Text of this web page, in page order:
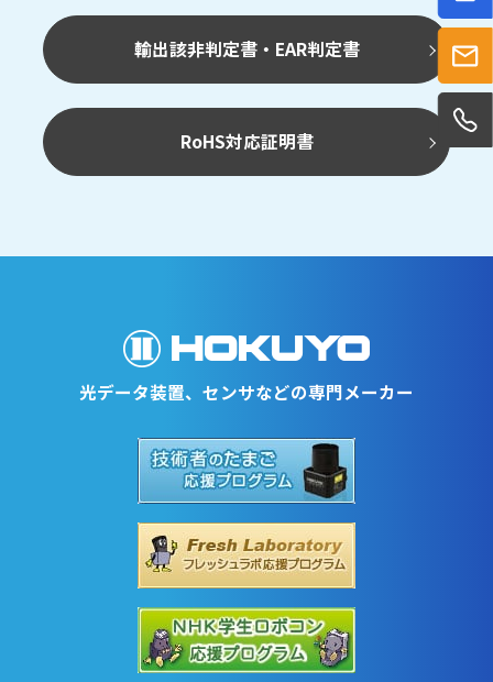
輸出該非判定書・EAR判定書
RoHS対応証明書
光データ装置、センサなどの専門メーカー